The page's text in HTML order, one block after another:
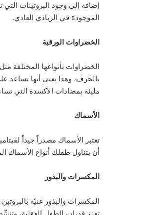
إضافة إلى وجود البروتينات
الموجودة في الزبادي العادي.
الخضراوات الورقية
الخضراوات بأنواعها المختلفة
بالخرف، وهذا يعني أنها تساعد
مليئة بمضادات الأكسدة التي
الأسماك
أن يتناول طفلك أنواع الأسماك
المكسرات والبذور